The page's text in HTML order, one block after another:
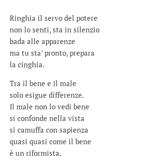
Ringhia il servo del potere
non lo senti, sta in silenzio
bada alle apparenze
ma tu sta’ pronto, prepara
la cinghia.
Tra il bene e il male
solo esigue differenze.
Il male non lo vedi bene
si confonde nella vista
si camuffa con sapienza
quasi quasi come il bene
è un riformista.